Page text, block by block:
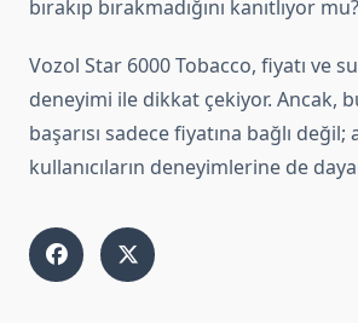
bırakıp bırakmadığını kanıtlıyor mu?
Vozol Star 6000 Tobacco, fiyatı ve
deneyimi ile dikkat çekiyor. Ancak,
başarısı sadece fiyatına bağlı değil;
kullanıcıların deneyimlerine de